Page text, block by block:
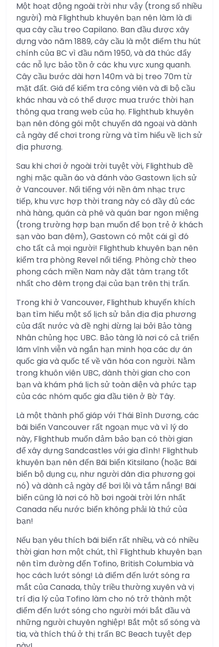
Một hoạt động ngoài trời như vậy (trong số nhiều
người) mà Flighthub khuyên bạn nên làm là đi
qua cây cầu treo Capilano. Ban đầu được xây
dựng vào năm 1889, cây cầu là một điểm thu hút
chính của BC vì đầu năm 1950, và đã thúc đẩy
các nỗ lực bảo tồn ở các khu vực xung quanh.
Cây cầu bước dài hơn 140m và bị treo 70m từ
mặt đất. Giá để kiểm tra công viên và đi bộ cầu
khác nhau và có thể được mua trước thời hạn
thông qua trang web của họ. Flighthub khuyên
bạn nên đóng gói một chuyến dã ngoại và dành
cả ngày để chơi trong rừng và tìm hiểu về lịch sử
địa phương.
Sau khi chơi ở ngoài trời tuyệt vời, Flighthub đề
nghị mặc quần áo và đánh vào Gastown lịch sử
ở Vancouver. Nổi tiếng với nền âm nhạc trực
tiếp, khu vực hợp thời trang này có đầy đủ các
nhà hàng, quán cà phê và quán bar ngon miệng
(trong trường hợp bạn muốn để bọn trẻ ở khách
sạn vào ban đêm), Gastown có một cái gì đó
cho tất cả mọi người! Flighthub khuyên bạn nên
kiểm tra phòng Revel nổi tiếng. Phòng chờ theo
phong cách miền Nam này đặt tâm trạng tốt
nhất cho đêm trọng đại của bạn trên thị trấn.
Trong khi ở Vancouver, Flighthub khuyến khích
bạn tìm hiểu một số lịch sử bản địa địa phương
của đất nước và đề nghị dừng lại bởi Bảo tàng
Nhân chủng học UBC. Bảo tàng là nơi có cả triển
lãm vĩnh viễn và ngắn hạn minh họa các dự án
quốc gia và quốc tế về văn hóa con người. Nằm
trong khuôn viên UBC, dành thời gian cho con
bạn và khám phá lịch sử toàn diện và phức tạp
của các nhóm quốc gia đầu tiên ở Bờ Tây.
Là một thành phố giáp với Thái Bình Dương, các
bãi biển Vancouver rất ngoạn mục và vì lý do
này, Flighthub muốn đảm bảo bạn có thời gian
để xây dựng Sandcastles với gia đình! Flighthub
khuyên bạn nên đến Bãi biển Kitsilano (hoặc Bãi
biển bộ dụng cụ, như người dân địa phương gọi
nó) và dành cả ngày để bơi lội và tắm nắng! Bãi
biển cũng là nơi có hồ bơi ngoài trời lớn nhất
Canada nếu nước biển không phải là thứ của
bạn!
Nếu bạn yêu thích bãi biển rất nhiều, và có nhiều
thời gian hơn một chút, thì Flighthub khuyên bạn
nên tìm đường đến Tofino, British Columbia và
học cách lướt sóng! Là điểm đến lướt sóng ra
mắt của Canada, thủy triều thường xuyên và vị
trí địa lý của Tofino làm cho nó trở thành một
điểm đến lướt sóng cho người mới bắt đầu và
những người chuyên nghiệp! Bắt một số sóng và
tia, và thích thú ở thị trấn BC Beach tuyệt đẹp